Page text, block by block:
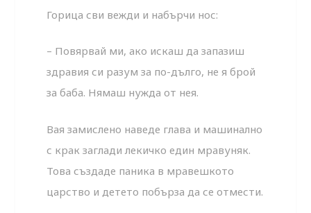
Горица сви вежди и набърчи нос:
– Повярвай ми, ако искаш да запазиш
здравия си разум за по-дълго, не я брой
за баба. Нямаш нужда от нея.
Вая замислено наведе глава и машинално
с крак заглади лекичко един мравуняк.
Това създаде паника в мравешкото
царство и детето побърза да се отмести.